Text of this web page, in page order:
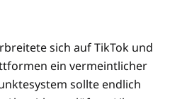
sich auf TikTok und
ein vermeintlicher
sollte endlich